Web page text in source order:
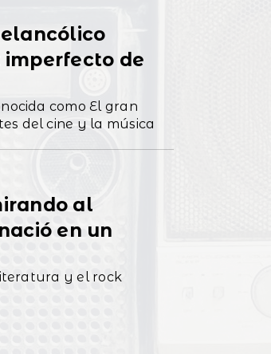
imperfecto de
como El gran
del cine y la música
al
en un
y el rock